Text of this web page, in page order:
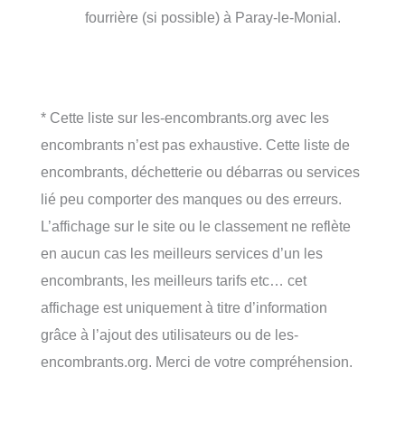
fourrière (si possible) à Paray-le-Monial.
* Cette liste sur les-encombrants.org avec les
encombrants n’est pas exhaustive. Cette liste de
encombrants, déchetterie ou débarras ou services
lié peu comporter des manques ou des erreurs.
L’affichage sur le site ou le classement ne reflète
en aucun cas les meilleurs services d’un les
encombrants, les meilleurs tarifs etc… cet
affichage est uniquement à titre d’information
grâce à l’ajout des utilisateurs ou de les-
encombrants.org. Merci de votre compréhension.